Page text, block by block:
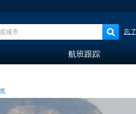
忘
航班跟踪